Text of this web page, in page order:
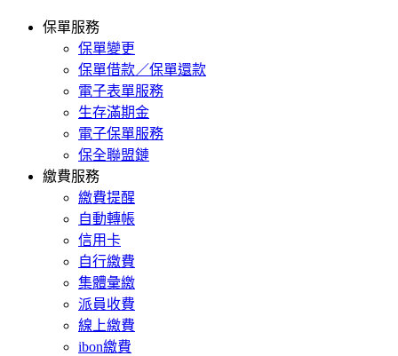
保單服務
保單變更
保單借款／保單還款
電子表單服務
生存滿期金
電子保單服務
保全聯盟鏈
繳費服務
繳費提醒
自動轉帳
信用卡
自行繳費
集體彙繳
派員收費
線上繳費
ibon繳費